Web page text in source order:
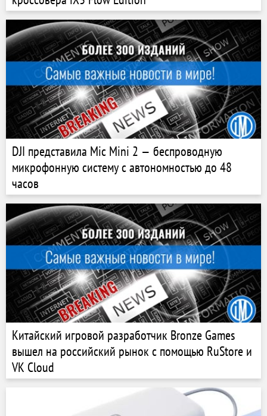
DJI представила Mic Mini 2 — беспроводную
микрофонную систему с автономностью до 48
часов
Китайский игровой разработчик Bronze Games
вышел на российский рынок с помощью RuStore и
VK Cloud